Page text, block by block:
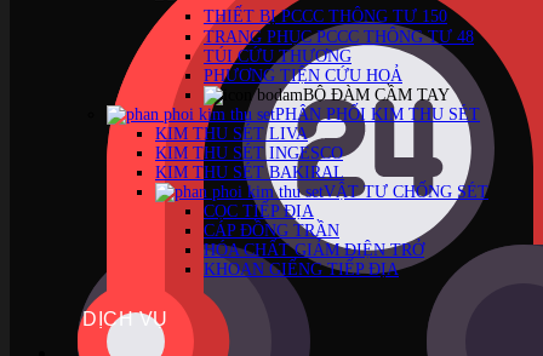
THIẾT BỊ PCCC THÔNG TƯ 150
TRANG PHỤC PCCC THÔNG TƯ 48
TÚI CỨU THƯƠNG
PHƯƠNG TIỆN CỨU HOẢ
BỘ ĐÀM CẦM TAY
PHÂN PHỐI KIM THU SÉT
KIM THU SÉT LIVA
KIM THU SÉT INGESCO
KIM THU SÉT BAKIRAL
VẬT TƯ CHỐNG SÉT
CỌC TIẾP ĐỊA
CÁP ĐỒNG TRẦN
HÓA CHẤT GIẢM ĐIỆN TRỞ
KHOAN GIẾNG TIẾP ĐỊA
DỊCH VỤ